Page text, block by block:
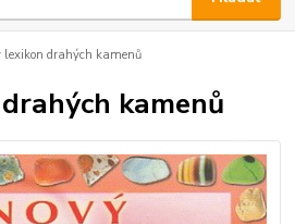
lexikon drahých kamenů
kamenů